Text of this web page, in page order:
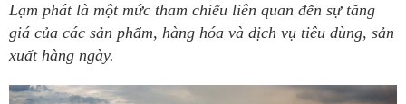
Lạm phát là một mức tham chiếu liên quan đến sự tăng
giá của các sản phẩm, hàng hóa và dịch vụ tiêu dùng, sản
xuất hàng ngày.